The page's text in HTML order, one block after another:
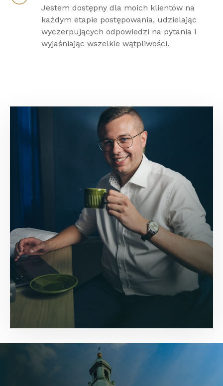
Jestem dostępny dla moich klientów na
każdym etapie postępowania, udzielając
wyczerpujących odpowiedzi na pytania i
wyjaśniając wszelkie wątpliwości.